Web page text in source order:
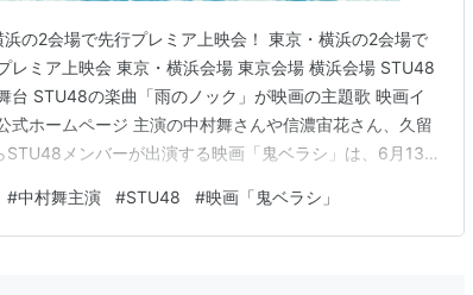
の2会場で先行プレミア上映会！ 東京・横浜の2会場で
レミア上映会 東京・横浜会場 東京会場 横浜会場 STU48
台 STU48の楽曲「雨のノック」が映画の主題歌 映画イ
式ホームページ 主演の中村舞さんや信濃宙花さん、久留
STU48メンバーが出演する映画「鬼ベラシ」は、6月13
た。 STU48の中村舞さん、信濃宙花さんらの舞台あい
#中村舞主演 #STU48 #映画「鬼ベラシ」